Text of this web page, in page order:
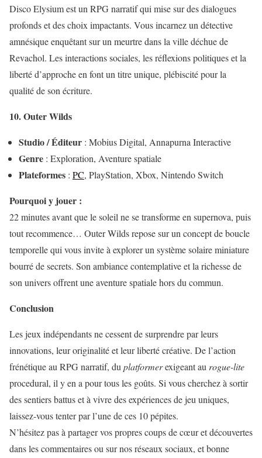
Disco Elysium est un RPG narratif qui mise sur des dialogues
profonds et des choix impactants. Vous incarnez un détective
amnésique enquêtant sur un meurtre dans la ville déchue de
Revachol. Les interactions sociales, les réflexions politiques et la
liberté d’approche en font un titre unique, plébiscité pour la
qualité de son écriture.
10. Outer Wilds
Studio / Éditeur : Mobius Digital, Annapurna Interactive
Genre : Exploration, Aventure spatiale
Plateformes : PC, PlayStation, Xbox, Nintendo Switch
Pourquoi y jouer :
22 minutes avant que le soleil ne se transforme en supernova, puis
tout recommence… Outer Wilds repose sur un concept de boucle
temporelle qui vous invite à explorer un système solaire miniature
bourré de secrets. Son ambiance contemplative et la richesse de
son univers offrent une aventure spatiale hors du commun.
Conclusion
Les jeux indépendants ne cessent de surprendre par leurs
innovations, leur originalité et leur liberté créative. De l’action
frénétique au RPG narratif, du platformerexigeant au rogue-lite
procedural, il y en a pour tous les goûts. Si vous cherchez à sortir
des sentiers battus et à vivre des expériences de jeu uniques,
laissez-vous tenter par l’une de ces 10 pépites.
N’hésitez pas à partager vos propres coups de cœur et découvertes
dans les commentaires ou sur nos réseaux sociaux, et bonne